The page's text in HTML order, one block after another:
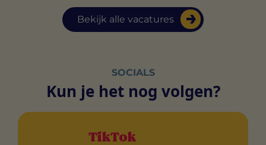
Bekijk alle vacatures
SOCIALS
Kun je het nog volgen?
TikTok